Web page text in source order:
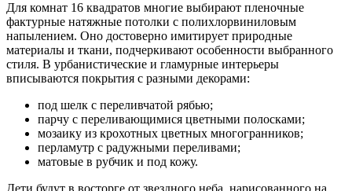
Для комнат 16 квадратов многие выбирают пленочные
фактурные натяжные потолки с полихлорвиниловым
напылением. Оно достоверно имитирует природные
материалы и ткани, подчеркивают особенности выбранного
стиля. В урбанистические и гламурные интерьеры
вписываются покрытия с разными декорами:
под шелк с переливчатой рябью;
парчу с переливающимися цветными полосками;
мозаику из крохотных цветных многогранников;
перламутр с радужными переливами;
матовые в рубчик и под кожу.